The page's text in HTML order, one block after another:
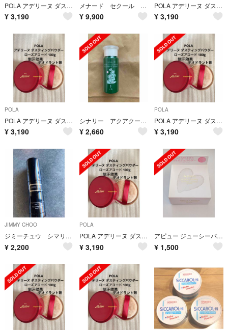
POLA アデリーヌ ダスティングパウダー ローズアコード 100g ポーラ ボディパウダー
¥ 3,190
メナード セクール ボディパウダープレスト 100g×2個
¥ 9,900
POLA アデリーヌ ダスティングパウダー ローズアコード 100g
¥ 3,190
POLA
POLA アデリーヌ ダスティングパウダー ローズアコード 100g ポーラ
¥ 3,190
シナリー アクアクールパウダー
¥ 2,660
POLA
POLA アデリーヌ ダスティングパウダー ローズアコード 100g
¥ 3,190
JIMMY CHOO
ジミーチュウ シマリング ボディパウダー 10g
¥ 2,200
POLA
POLA アデリーヌ ダスティングパウダー ローズアコード 100g ポーラ
¥ 3,190
アピュー ジューシーパン UVボディパウダー クリアホワイトタイプ
¥ 1,500